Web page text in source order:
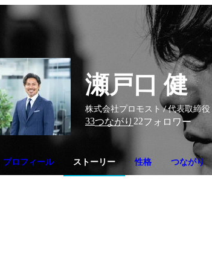
瀬戸口 健
株式会社プロモスト / 代表取締役
33つながり 22フォロワー
プロフィール ストーリー 性格 つながり